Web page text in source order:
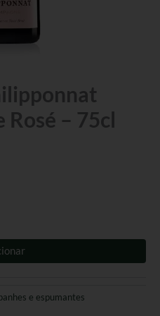
Rosé – 75cl
e espumantes